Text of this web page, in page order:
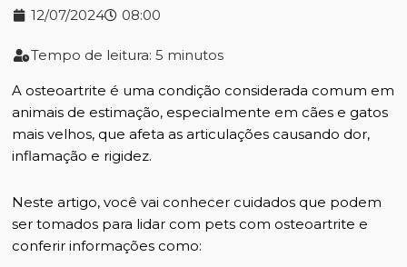
12/07/2024 08:00
Tempo de leitura: 5 minutos
A osteoartrite é uma condição considerada comum em
animais de estimação, especialmente em cães e gatos
mais velhos, que afeta as articulações causando dor,
inflamação e rigidez.
Neste artigo, você vai conhecer cuidados que podem
ser tomados para lidar com pets com osteoartrite e
conferir informações como: